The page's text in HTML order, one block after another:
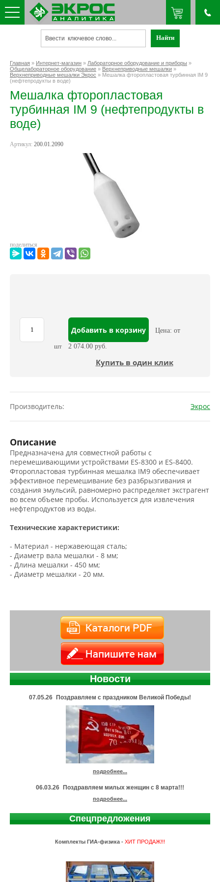
Главная » Интернет-магазин » Лабораторное оборудование и приборы »
Общелабораторное оборудование » Верхнеприводные мешалки »
Верхнеприводные мешалки Экрос » Мешалка фторопластовая турбинная IM 9
(нефтепродукты в воде)
Мешалка фторопластовая
турбинная IM 9 (нефтепродукты в
воде)
Артикул: 200.01.2090
поделиться
шт
Добавить в корзину Цена: от
2 074.00 руб.
Купить в один клик
Производитель: Экрос
Описание
Предназначена для совместной работы с
перемешивающими устройствами ES-8300 и ES-8400.
Фторопластовая турбинная мешалка IM9 обеспечивает
эффективное перемешивание без разбрызгивания и
создания эмульсий, равномерно распределяет экстрагент
во всем объеме пробы. Используется для извлечения
нефтепродуктов из воды.
Технические характеристики:
- Материал - нержавеющая сталь;
- Диаметр вала мешалки - 8 мм;
- Длина мешалки - 450 мм;
- Диаметр мешалки - 20 мм.
Новости
07.05.26 Поздравляем с праздником Великой Победы!
подробнее...
06.03.26 Поздравляем милых женщин с 8 марта!!!
подробнее...
Спецпредложения
Комплекты ГИА-физика - ХИТ ПРОДАЖ!!!